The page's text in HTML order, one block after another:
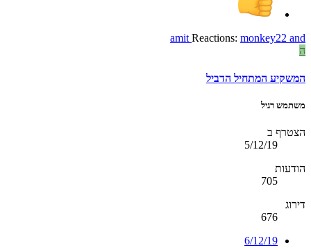
Reactions: monkey22 and
amit
ה
המשקיע המתחיל הדביל
משתמש רגיל
הצטרף ב
5/12/19
הודעות
705
דירוג
676
6/12/19